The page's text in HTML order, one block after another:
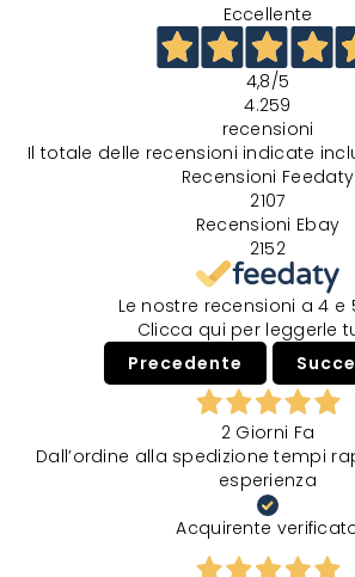
Eccellente
4,8/5
4.259
recensioni
Il totale delle recensioni indicate
Recensioni Feedaty
2107
Recensioni Ebay
2152
Le nostre recensioni a 4 e
Clicca qui per leggerle
Precedente
2 Giorni Fa
Dall’ordine alla spedizione tempi
esperienza
Acquirente